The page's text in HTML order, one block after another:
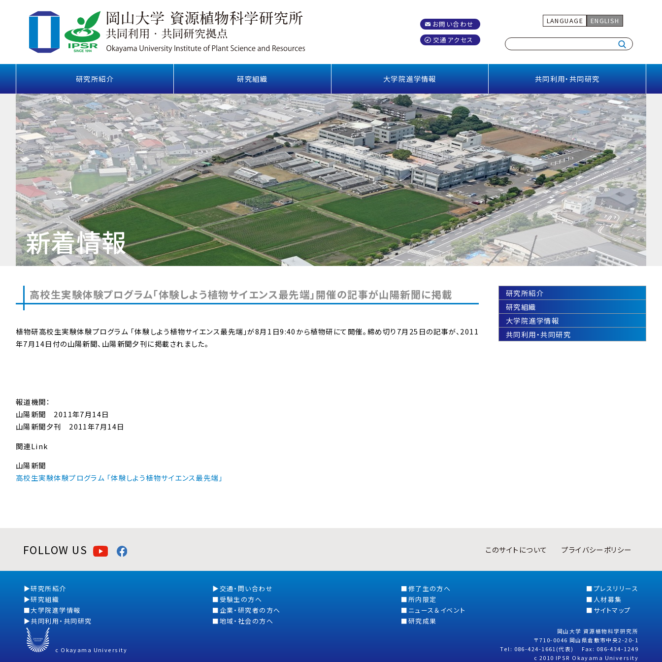
お問い合わせ
交通アクセス
LANGUAGE ENGLISH
研究所紹介 研究組織 大学院進学情報 共同利用・共同研究
新着情報
高校生実験体験プログラム「体験しよう植物サイエンス最先端」開催の記事が山陽新聞に掲載
植物研高校生実験体験プログラム 「体験しよう植物サイエンス最先端」が8月1日9:40から植物研にて開催。締め切り7月25日の記事が、2011
年7月14日付の山陽新聞、山陽新聞夕刊に掲載されました。
報道機関：
山陽新聞 2011年7月14日
山陽新聞夕刊 2011年7月14日
関連Link
山陽新聞
高校生実験体験プログラム 「体験しよう植物サイエンス最先端」
研究所紹介
研究組織
大学院進学情報
共同利用・共同研究
FOLLOW US このサイトについて プライバシーポリシー
研究所紹介
研究組織
大学院進学情報
共同利用・共同研究
交通・問い合わせ
受験生の方へ
企業・研究者の方へ
地域・社会の方へ
修了生の方へ
所内限定
ニュース＆イベント
研究成果
プレスリリース
人材募集
サイトマップ
c Okayama University
岡山大学 資源植物科学研究所
〒710-0046 岡山県倉敷市中央2-20-1
Tel: 086-424-1661(代表) Fax: 086-434-1249
c 2010 IPSR Okayama University